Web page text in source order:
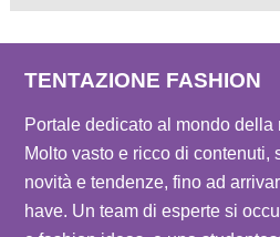
TENTAZIONE FASHION
Portale dedicato al mondo della
Molto vasto e ricco di
novità e tendenze, fino ad
have. Un team di esperte si